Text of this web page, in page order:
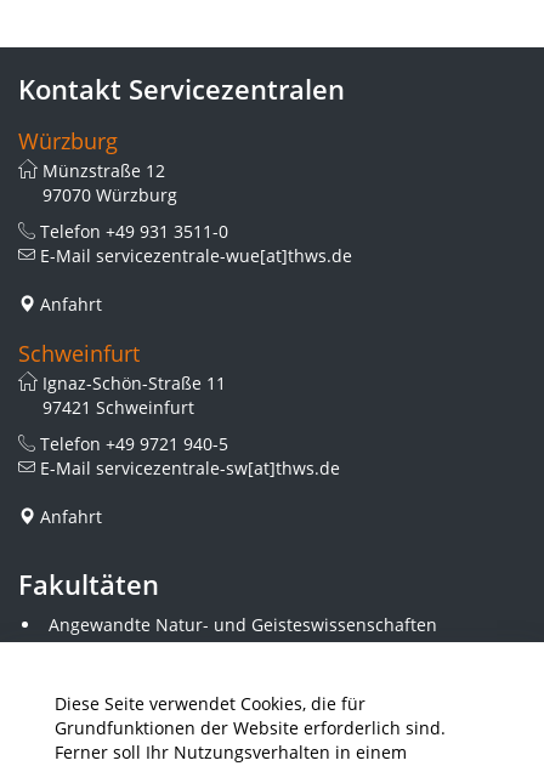
Diese Seite verwendet Cookies, die für
Grundfunktionen der Website erforderlich sind.
Ferner soll Ihr Nutzungsverhalten in einem
Kontakt Servicezentralen
Würzburg
Münzstraße 12
97070 Würzburg
Telefon +49 931 3511-0
E-Mail servicezentrale-wue[at]thws.de
Anfahrt
Schweinfurt
Ignaz-Schön-Straße 11
97421 Schweinfurt
Telefon +49 9721 940-5
E-Mail servicezentrale-sw[at]thws.de
Anfahrt
Fakultäten
Angewandte Natur- und Geisteswissenschaften
Angewandte Sozialwissenschaften
Elektrotechnik
Gestaltung
Informatik und Wirtschaftsinformatik